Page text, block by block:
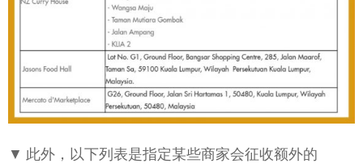
▼ 此外，以下列表是指定某些商家会征收额外的